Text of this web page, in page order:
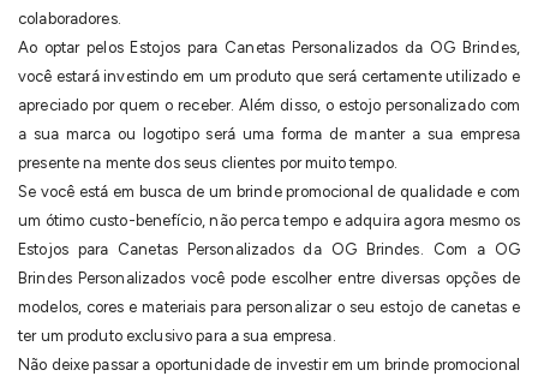
colaboradores.
Ao optar pelos Estojos para Canetas Personalizados da OG Brindes,
você estará investindo em um produto que será certamente utilizado e
apreciado por quem o receber. Além disso, o estojo personalizado com
a sua marca ou logotipo será uma forma de manter a sua empresa
presente na mente dos seus clientes por muito tempo.
Se você está em busca de um brinde promocional de qualidade e com
um ótimo custo-benefício, não perca tempo e adquira agora mesmo os
Estojos para Canetas Personalizados da OG Brindes. Com a OG
Brindes Personalizados você pode escolher entre diversas opções de
modelos, cores e materiais para personalizar o seu estojo de canetas e
ter um produto exclusivo para a sua empresa.
Não deixe passar a oportunidade de investir em um brinde promocional